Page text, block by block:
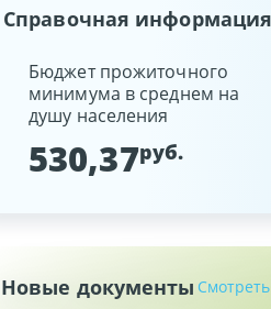
Справочная информация
Бюджет прожиточного
минимума в среднем на
душу населения
530,37руб.
Новые документы